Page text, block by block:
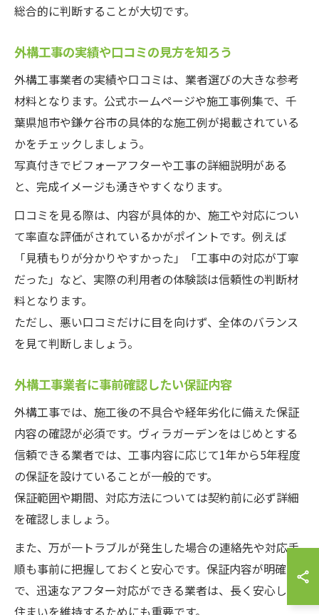
総合的に判断することが大切です。
外構工事の実績や口コミの見方を知ろう
外構工事業者の実績や口コミは、業者選びの大きな参考
材料となります。公式ホームページや施工事例集で、千
葉県旭市や鎌ケ谷市の具体的な施工例が掲載されている
かをチェックしましょう。
写真付きでビフォーアフターや工事の詳細説明がある
と、完成イメージも湧きやすくなります。
口コミを見る際は、内容が具体的か、施工や対応につい
て率直な評価がされているかがポイントです。例えば
「見積もりが分かりやすかった」「工事中の対応が丁寧
だった」など、実際の利用者の体験談は信頼性の判断材
料となります。
ただし、悪い口コミだけに目を向けず、全体のバランス
を見て判断しましょう。
外構工事業者に事前確認したい保証内容
外構工事では、施工後の不具合や経年劣化に備えた保証
内容の確認が必須です。ヴィラガーデンをはじめとする
信頼できる業者では、工事内容に応じて1年から5年程度
の保証を設けていることが一般的です。
保証範囲や期間、対応方法については契約前に必ず詳細
を確認しましょう。
また、万が一トラブルが発生した場合の連絡先や対応手
順も事前に把握しておくと安心です。保証内容が明確
で、迅速なアフター対応ができる業者は、長く安心して
住まいを維持するためにも重要です。